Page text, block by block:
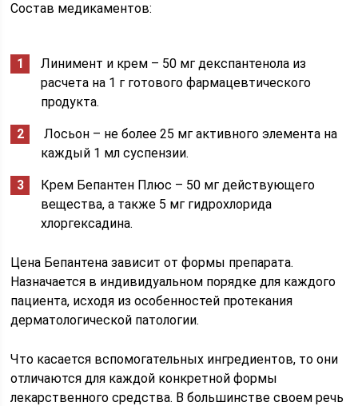
Состав медикаментов:
Линимент и крем – 50 мг декспантенола из
расчета на 1 г готового фармацевтического
продукта.
Лосьон – не более 25 мг активного элемента на
каждый 1 мл суспензии.
Крем Бепантен Плюс – 50 мг действующего
вещества, а также 5 мг гидрохлорида
хлоргексадина.
Цена Бепантена зависит от формы препарата.
Назначается в индивидуальном порядке для каждого
пациента, исходя из особенностей протекания
дерматологической патологии.
Что касается вспомогательных ингредиентов, то они
отличаются для каждой конкретной формы
лекарственного средства. В большинстве своем речь